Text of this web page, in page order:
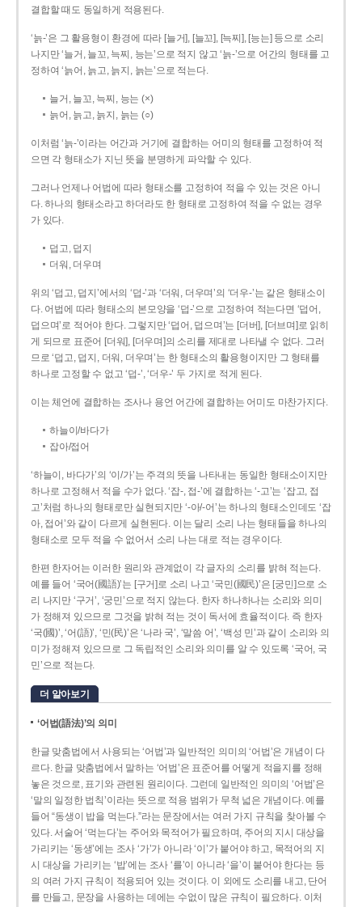
결합할 때도 동일하게 적용된다.
‘늙-’은 그 활용형이 환경에 따라 [늘거], [늘꼬], [늑찌], [능는] 등으로 소리
나지만 ‘늘거, 늘꼬, 늑찌, 능는’으로 적지 않고 ‘늙-’으로 어간의 형태를 고
정하여 ‘늙어, 늙고, 늙지, 늙는’으로 적는다.
늘거, 늘꼬, 늑찌, 능는 (×)
늙어, 늙고, 늙지, 늙는 (○)
이처럼 ‘늙-­’이라는 어간과 거기에 결합하는 어미의 형태를 고정하여 적
으면 각 형태소가 지닌 뜻을 분명하게 파악할 수 있다.
그러나 언제나 어법에 따라 형태소를 고정하여 적을 수 있는 것은 아니
다. 하나의 형태소라고 하더라도 한 형태로 고정하여 적을 수 없는 경우
가 있다.
덥고, 덥지
더워, 더우며
위의 ‘덥고, 덥지’에서의 ‘덥-­’과 ‘더워, 더우며’의 ‘더우-­’는 같은 형태소이
다. 어법에 따라 형태소의 본모양을 ‘덥-­’으로 고정하여 적는다면 ‘덥어,
덥으며’로 적어야 한다. 그렇지만 ‘덥어, 덥으며’는 [더버], [더브며]로 읽히
게 되므로 표준어 [더워], [더우며]의 소리를 제대로 나타낼 수 없다. 그러
므로 ‘덥고, 덥지, 더워, 더우며’는 한 형태소의 활용형이지만 그 형태를
하나로 고정할 수 없고 ‘덥-’, ‘더우-’ 두 가지로 적게 된다.
이는 체언에 결합하는 조사나 용언 어간에 결합하는 어미도 마찬가지다.
하늘이/바다가
잡아/접어
‘하늘이, 바다가’의 ‘이/가’는 주격의 뜻을 나타내는 동일한 형태소이지만
하나로 고정해서 적을 수가 없다. ‘잡-, 접-’에 결합하는 ‘-고’는 ‘잡고, 접
고’처럼 하나의 형태로만 실현되지만 ‘-아/-어’는 하나의 형태소인데도 ‘잡
아, 접어’와 같이 다르게 실현된다. 이는 달리 소리 나는 형태들을 하나의
형태소로 모두 적을 수 없어서 소리 나는 대로 적는 경우이다.
한편 한자어는 이러한 원리와 관계없이 각 글자의 소리를 밝혀 적는다.
예를 들어 ‘국어(國語)’는 [구거]로 소리 나고 ‘국민(國民)’은 [궁민]으로 소
리 나지만 ‘구거’, ‘궁민’으로 적지 않는다. 한자 하나하나는 소리와 의미
가 정해져 있으므로 그것을 밝혀 적는 것이 독서에 효율적이다. 즉 한자
‘국(國)’, ‘어(語)’, ‘민(民)’은 ‘나라 국’, ‘말씀 어’, ‘백성 민’과 같이 소리와 의
미가 정해져 있으므로 그 독립적인 소리와 의미를 알 수 있도록 ‘국어, 국
민’으로 적는다.
더 알아보기
‘어법(語法)’의 의미
한글 맞춤법에서 사용되는 ‘어법’과 일반적인 의미의 ‘어법’은 개념이 다
르다. 한글 맞춤법에서 말하는 ‘어법’은 표준어를 어떻게 적을지를 정해
놓은 것으로, 표기와 관련된 원리이다. 그런데 일반적인 의미의 ‘어법’은
‘말의 일정한 법칙’이라는 뜻으로 적용 범위가 무척 넓은 개념이다. 예를
들어 “동생이 밥을 먹는다.”라는 문장에서는 여러 가지 규칙을 찾아볼 수
있다. 서술어 ‘먹는다’는 주어와 목적어가 필요하며, 주어의 지시 대상을
가리키는 ‘동생’에는 조사 ‘가’가 아니라 ‘이’가 붙어야 하고, 목적어의 지
시 대상을 가리키는 ‘밥’에는 조사 ‘를’이 아니라 ‘을’이 붙어야 한다는 등
의 여러 가지 규칙이 적용되어 있는 것이다. 이 외에도 소리를 내고, 단어
를 만들고, 문장을 사용하는 데에는 수없이 많은 규칙이 필요하다. 이처